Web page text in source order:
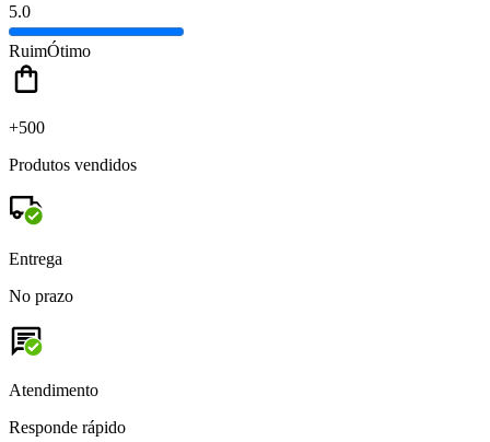
5.0
RuimÓtimo
+500
Produtos vendidos
Entrega
No prazo
Atendimento
Responde rápido